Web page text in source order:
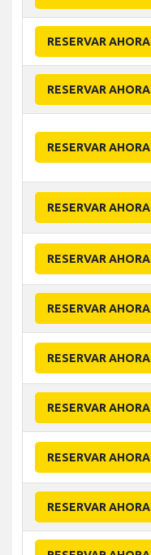
RESERVAR AHORA
RESERVAR AHORA
RESERVAR AHORA
RESERVAR AHORA
RESERVAR AHORA
RESERVAR AHORA
RESERVAR AHORA
RESERVAR AHORA
RESERVAR AHORA
RESERVAR AHORA